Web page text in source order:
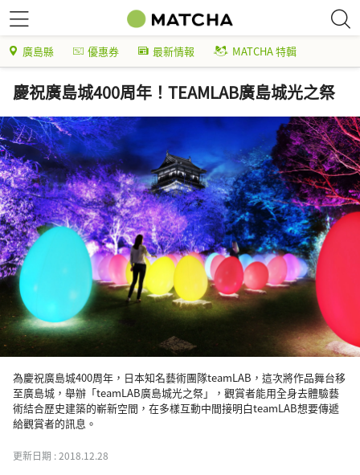
廣島縣 優惠券 最新情報 MATCHA 特輯
慶祝廣島城400周年！TEAMLAB廣島城光之祭
為慶祝廣島城400周年，日本知名藝術團隊teamLAB，這次將作品舞台移
至廣島城，舉辦「teamLAB廣島城光之祭」，觀賞者能用全身去體驗藝
術結合歷史建築的嶄新空間，在多樣互動中間接明白teamLAB想要傳遞
給觀賞者的訊息。
更新日期 :2018.12.28